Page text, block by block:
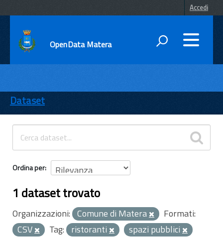
Accedi
OpenData Matera
ENTI
TEMI
INFORMAZIONI
Dataset
Ordina per
1 dataset trovato
Organizzazioni: Comune di Matera
Formati:
CSV
Tag: ristoranti
spazi pubblici